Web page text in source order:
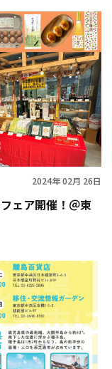
2024年 02月 26日
ェア開催！＠東